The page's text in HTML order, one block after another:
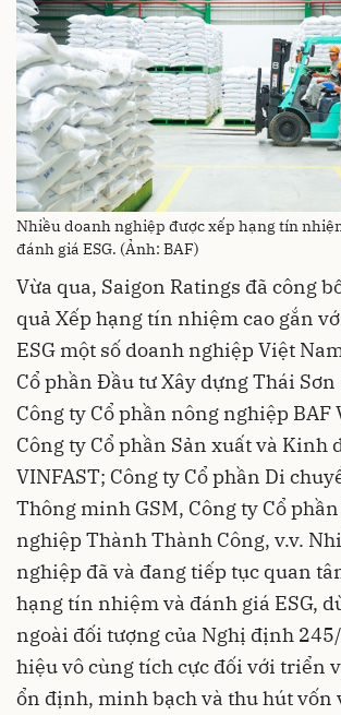
Nhiều doanh nghiệp được xếp hạng tín
đánh giá ESG. (Ảnh: BAF)
Vừa qua, Saigon Ratings đã công
quả Xếp hạng tín nhiệm cao gắn
ESG một số doanh nghiệp Việt
Cổ phần Đầu tư Xây dựng Thái
Công ty Cổ phần nông nghiệp BAF
Công ty Cổ phần Sản xuất và Kinh
VINFAST; Công ty Cổ phần Di
Thông minh GSM, Công ty Cổ
nghiệp Thành Thành Công, v.v.
nghiệp đã và đang tiếp tục quan
hạng tín nhiệm và đánh giá ESG,
ngoài đối tượng của Nghị định
hiệu vô cùng tích cực đối với triển
ổn định, minh bạch và thu hút vốn